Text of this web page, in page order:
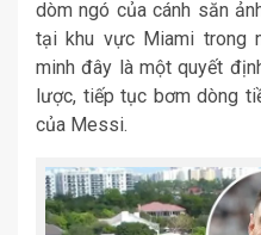
dòm ngó của cánh săn
tại khu vực Miami trong
minh đây là một quyết
lược, tiếp tục bơm dòng
của Messi.